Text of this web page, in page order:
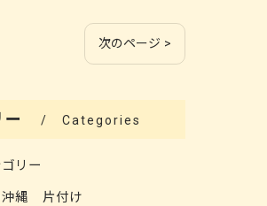
次のページ >
Categories
リー
沖縄 片付け